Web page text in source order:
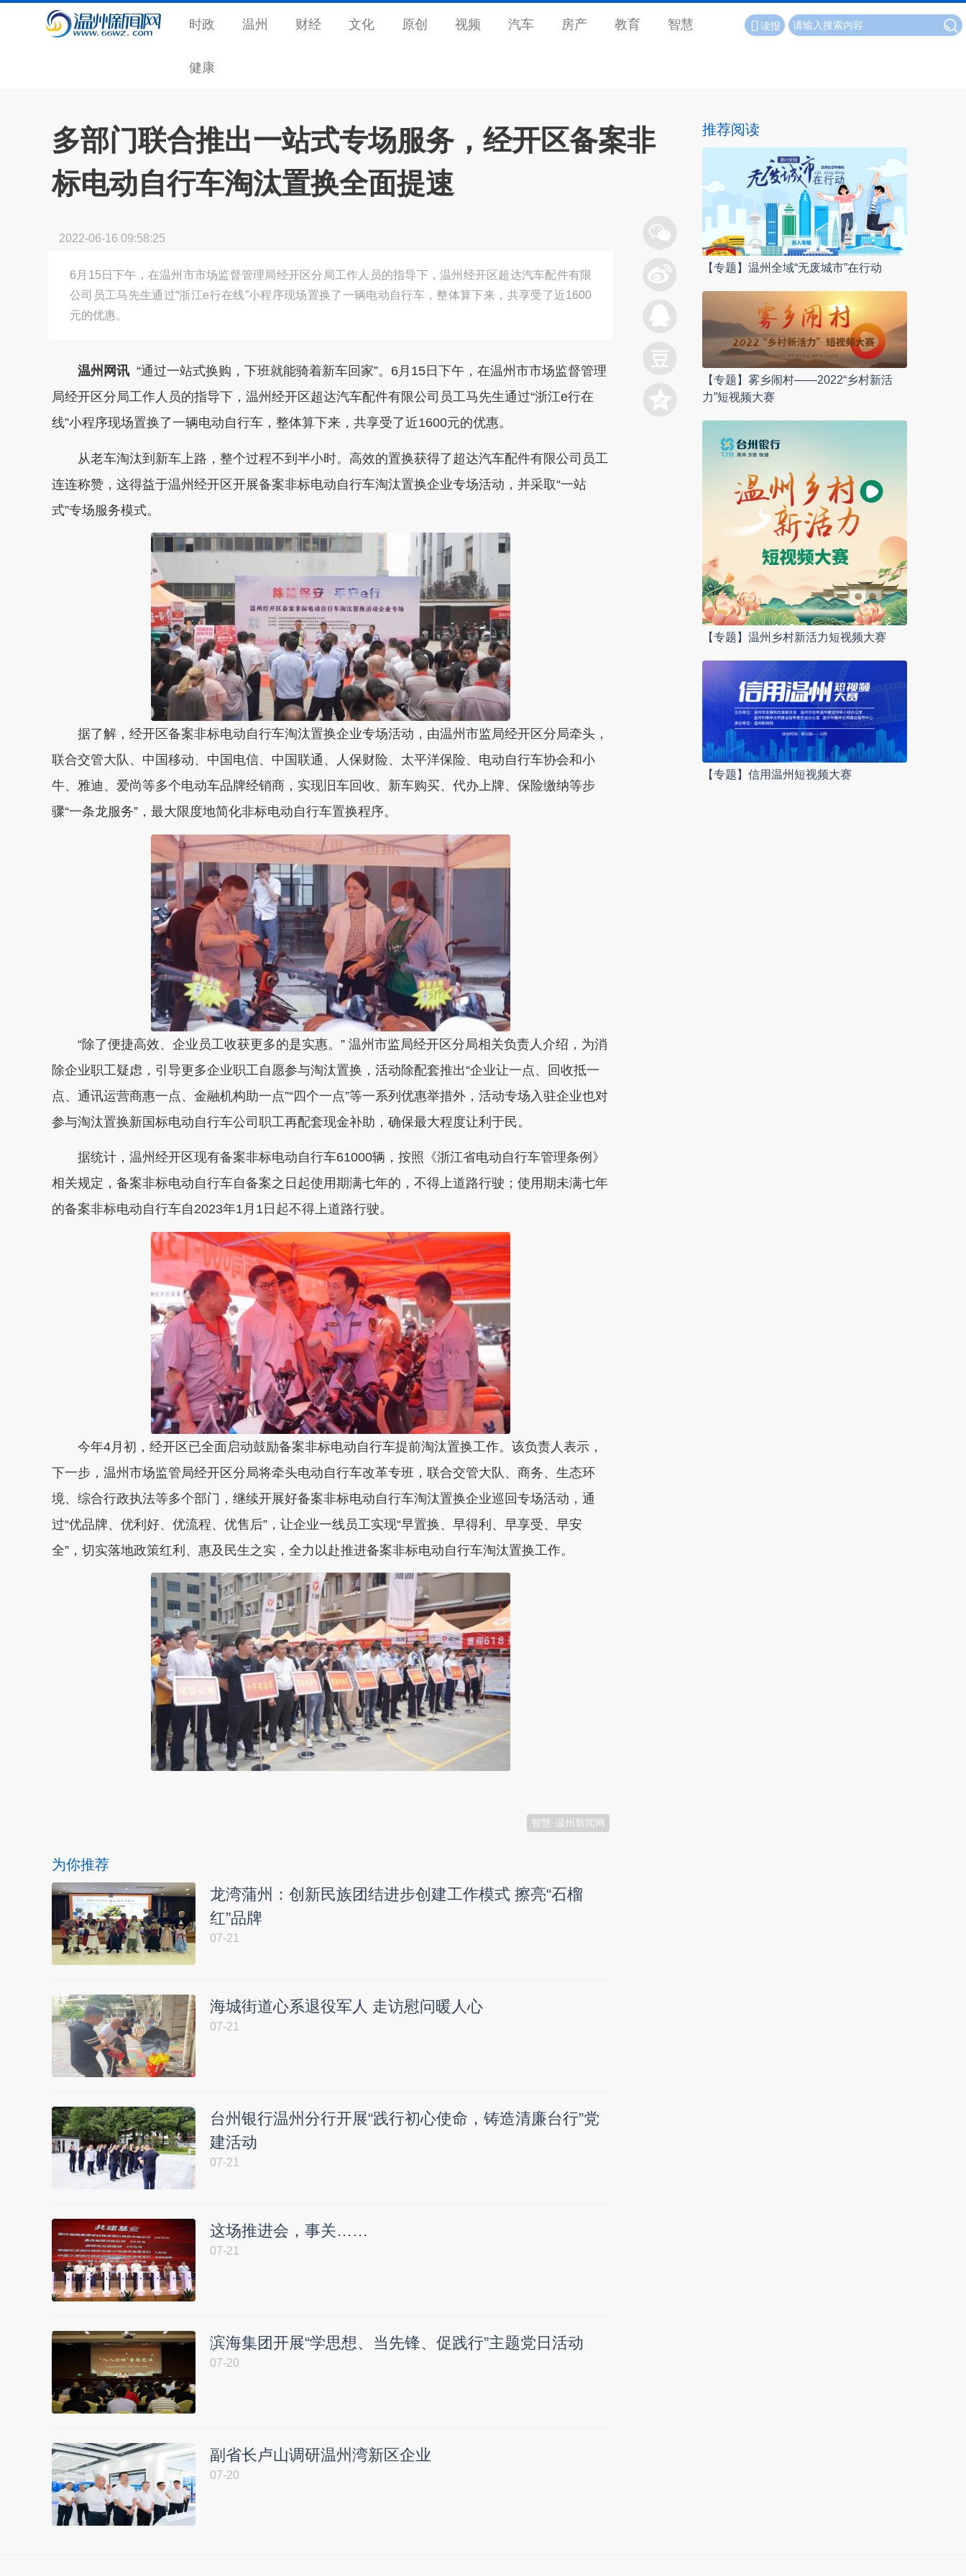
时政 温州 财经 文化 原创 视频 汽车 房产 教育 智慧
健康
读报
多部门联合推出一站式专场服务，经开区备案非
标电动自行车淘汰置换全面提速
2022-06-16 09:58:25
6月15日下午，在温州市市场监督管理局经开区分局工作人员的指导下，温州经开区超达汽车配件有限
公司员工马先生通过“浙江e行在线”小程序现场置换了一辆电动自行车，整体算下来，共享受了近1600
元的优惠。
温州网讯 “通过一站式换购，下班就能骑着新车回家”。6月15日下午，在温州市市场监督管理
局经开区分局工作人员的指导下，温州经开区超达汽车配件有限公司员工马先生通过“浙江e行在
线”小程序现场置换了一辆电动自行车，整体算下来，共享受了近1600元的优惠。
从老车淘汰到新车上路，整个过程不到半小时。高效的置换获得了超达汽车配件有限公司员工
连连称赞，这得益于温州经开区开展备案非标电动自行车淘汰置换企业专场活动，并采取“一站
式”专场服务模式。
据了解，经开区备案非标电动自行车淘汰置换企业专场活动，由温州市监局经开区分局牵头，
联合交管大队、中国移动、中国电信、中国联通、人保财险、太平洋保险、电动自行车协会和小
牛、雅迪、爱尚等多个电动车品牌经销商，实现旧车回收、新车购买、代办上牌、保险缴纳等步
骤“一条龙服务”，最大限度地简化非标电动自行车置换程序。
“除了便捷高效、企业员工收获更多的是实惠。” 温州市监局经开区分局相关负责人介绍，为消
除企业职工疑虑，引导更多企业职工自愿参与淘汰置换，活动除配套推出“企业让一点、回收抵一
点、通讯运营商惠一点、金融机构助一点”“四个一点”等一系列优惠举措外，活动专场入驻企业也对
参与淘汰置换新国标电动自行车公司职工再配套现金补助，确保最大程度让利于民。
据统计，温州经开区现有备案非标电动自行车61000辆，按照《浙江省电动自行车管理条例》
相关规定，备案非标电动自行车自备案之日起使用期满七年的，不得上道路行驶；使用期未满七年
的备案非标电动自行车自2023年1月1日起不得上道路行驶。
今年4月初，经开区已全面启动鼓励备案非标电动自行车提前淘汰置换工作。该负责人表示，
下一步，温州市场监管局经开区分局将牵头电动自行车改革专班，联合交管大队、商务、生态环
境、综合行政执法等多个部门，继续开展好备案非标电动自行车淘汰置换企业巡回专场活动，通
过“优品牌、优利好、优流程、优售后”，让企业一线员工实现“早置换、早得利、早享受、早安
全”，切实落地政策红利、惠及民生之实，全力以赴推进备案非标电动自行车淘汰置换工作。
智慧·温州新闻网
为你推荐
龙湾蒲州：创新民族团结进步创建工作模式 擦亮“石榴
红”品牌
07-21
海城街道心系退役军人 走访慰问暖人心
07-21
台州银行温州分行开展“践行初心使命，铸造清廉台行”党
建活动
07-21
这场推进会，事关……
07-21
滨海集团开展“学思想、当先锋、促践行”主题党日活动
07-20
副省长卢山调研温州湾新区企业
07-20
推荐阅读
【专题】温州全域“无废城市”在行动
【专题】雾乡闹村——2022“乡村新活
力”短视频大赛
【专题】温州乡村新活力短视频大赛
【专题】信用温州短视频大赛